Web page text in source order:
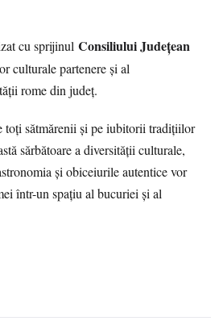
cu sprijinul Consiliului Județean
culturale partenere și al
rome din județ.
sătmărenii și pe iubitorii tradițiilor
sărbătoare a diversității culturale,
și obiceiurile autentice vor
într-un spațiu al bucuriei și al